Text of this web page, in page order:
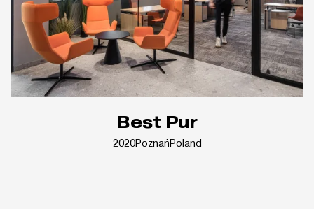
Best Pur
2020PoznańPoland